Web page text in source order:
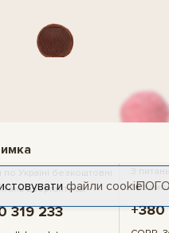
звертайтесь:
319 233
З
та
+380
файли cookie